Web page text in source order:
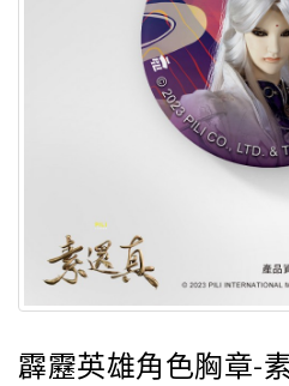
霹靂英雄角色胸章-